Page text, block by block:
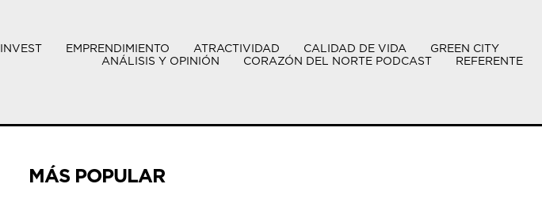
INVEST EMPRENDIMIENTO ATRACTIVIDAD CALIDAD DE VIDA
GREEN CITY
ANÁLISIS Y OPINIÓN
CORAZÓN DEL NORTE PODCAST REFERENTE
MÁS POPULAR